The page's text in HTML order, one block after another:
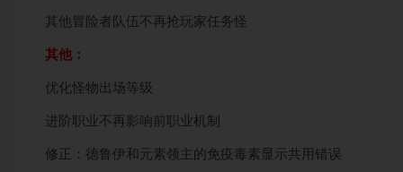
其他冒险者队伍不再抢玩家任务怪
其他：
优化怪物出场等级
进阶职业不再影响前职业机制
修正：德鲁伊和元素领主的免疫毒素显示共用错误